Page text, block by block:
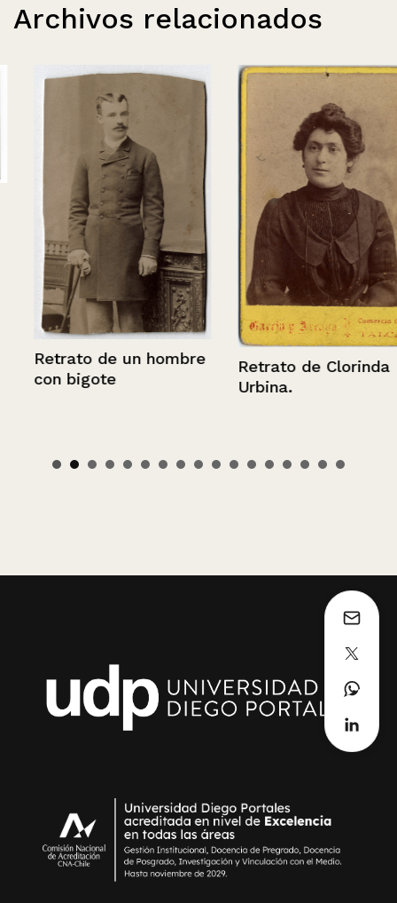
Archivos relacionados
Retrato de un hombre
con bigote
Retrato de Clorinda
Urbina.